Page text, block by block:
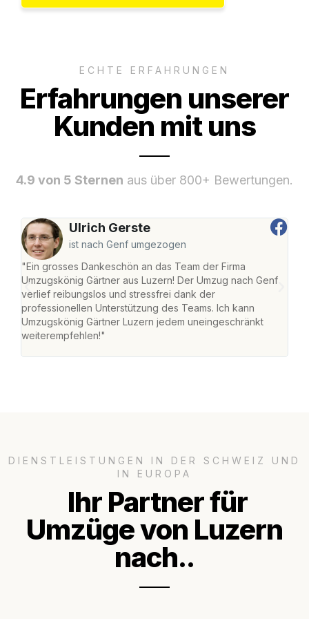
ECHTE ERFAHRUNGEN
Erfahrungen unserer
Kunden mit uns
4.9 von 5 Sternen aus über 800+ Bewertungen.
Ulrich Gerste
ist nach Genf umgezogen
"Ein grosses Dankeschön an das Team der Firma
Umzugskönig Gärtner aus Luzern! Der Umzug nach Genf
verlief reibungslos und stressfrei dank der
professionellen Unterstützung des Teams. Ich kann
Umzugskönig Gärtner Luzern jedem uneingeschränkt
weiterempfehlen!"
DIENSTLEISTUNGEN IN DER SCHWEIZ UND
IN EUROPA
Ihr Partner für
Umzüge von Luzern
nach..